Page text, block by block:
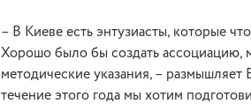
– В Киеве есть энтузиасты, которые
Хорошо было бы создать ассоциацию,
методические указания, –
течение этого года мы хотим